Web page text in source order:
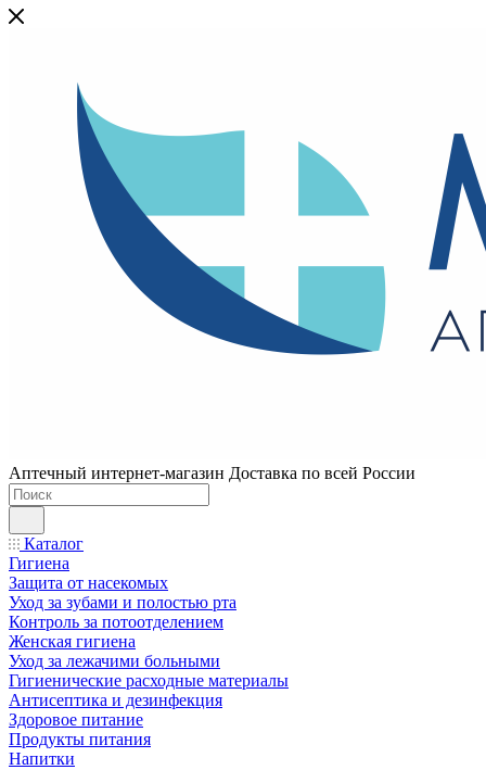
Аптечный интернет-магазин Доставка по всей России
Каталог
Гигиена
Защита от насекомых
Уход за зубами и полостью рта
Контроль за потоотделением
Женская гигиена
Уход за лежачими больными
Гигиенические расходные материалы
Антисептика и дезинфекция
Здоровое питание
Продукты питания
Напитки